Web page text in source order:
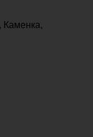
Каменка,